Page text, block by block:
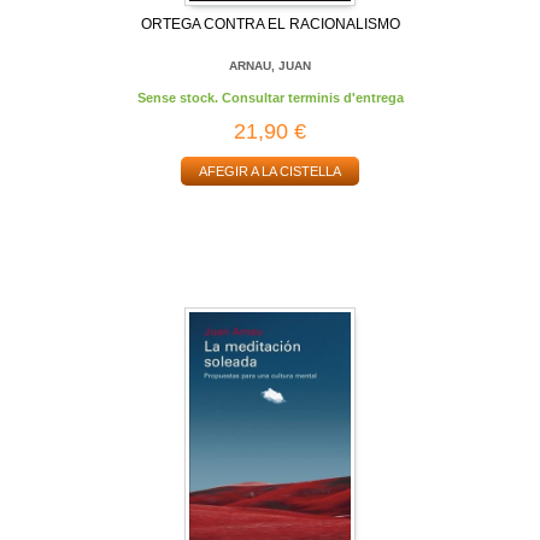
ORTEGA CONTRA EL RACIONALISMO
ARNAU, JUAN
Sense stock. Consultar terminis d'entrega
21,90 €
AFEGIR A LA CISTELLA